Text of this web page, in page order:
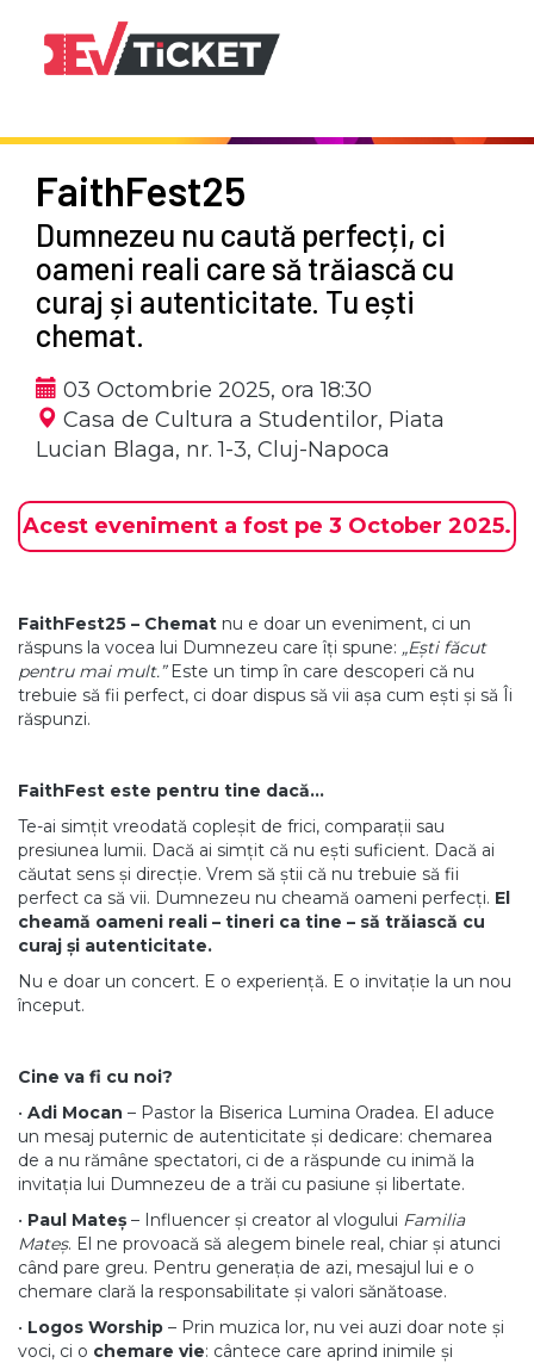
FaithFest25
Dumnezeu nu caută perfecți, ci
oameni reali care să trăiască cu
curaj și autenticitate. Tu ești
chemat.
03 Octombrie 2025, ora 18:30
Casa de Cultura a Studentilor, Piata
Lucian Blaga, nr. 1-3, Cluj-Napoca
Acest eveniment a fost pe 3 October 2025.
FaithFest25 – Chemat nu e doar un eveniment, ci un
răspuns la vocea lui Dumnezeu care îți spune: „Ești făcut
pentru mai mult.”Este un timp în care descoperi că nu
trebuie să fii perfect, ci doar dispus să vii așa cum ești și să Îi
răspunzi.
FaithFest este pentru tine dacă…
Te-ai simțit vreodată copleșit de frici, comparații sau
presiunea lumii. Dacă ai simțit că nu ești suficient. Dacă ai
căutat sens și direcție. Vrem să știi că nu trebuie să fii
perfect ca să vii. Dumnezeu nu cheamă oameni perfecți. El
cheamă oameni reali – tineri ca tine – să trăiască cu
curaj și autenticitate.
Nu e doar un concert. E o experiență. E o invitație la un nou
început.
Cine va fi cu noi?
• Adi Mocan – Pastor la Biserica Lumina Oradea. El aduce
un mesaj puternic de autenticitate și dedicare: chemarea
de a nu rămâne spectatori, ci de a răspunde cu inimă la
invitația lui Dumnezeu de a trăi cu pasiune și libertate.
• Paul Mateș – Influencer și creator al vlogului Familia
Mateș. El ne provoacă să alegem binele real, chiar și atunci
când pare greu. Pentru generația de azi, mesajul lui e o
chemare clară la responsabilitate și valori sănătoase.
• Logos Worship – Prin muzica lor, nu vei auzi doar note și
voci, ci o chemare vie: cântece care aprind inimile și